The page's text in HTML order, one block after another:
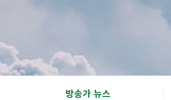
방송가 뉴스